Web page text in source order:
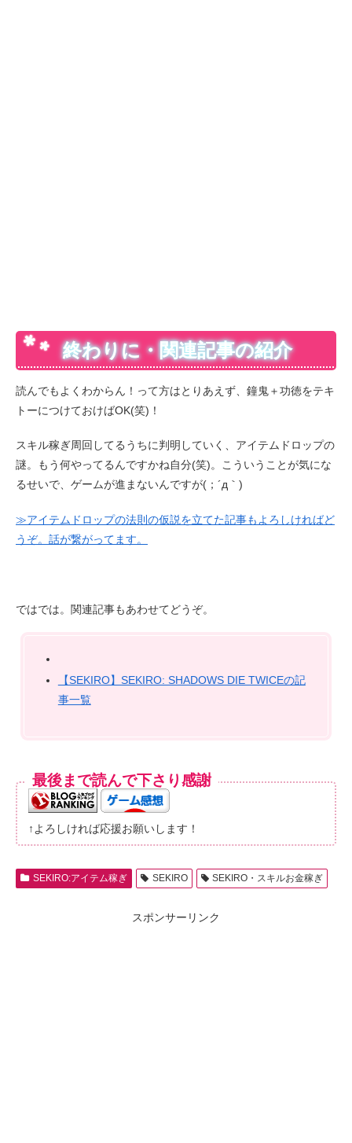
終わりに・関連記事の紹介
読んでもよくわからん！って方はとりあえず、鐘鬼＋功徳をテキ
トーにつけておけばOK(笑)！
スキル稼ぎ周回してるうちに判明していく、アイテムドロップの
謎。もう何やってるんですかね自分(笑)。こういうことが気にな
るせいで、ゲームが進まないんですが(；´д｀)ゞ
≫アイテムドロップの法則の仮説を立てた記事もよろしければど
うぞ。話が繋がってます。
ではでは。関連記事もあわせてどうぞ。
【SEKIRO】SEKIRO: SHADOWS DIE TWICEの記
事一覧
最後まで読んで下さり感謝
↑よろしければ応援お願いします！
SEKIRO:アイテム稼ぎ SEKIRO SEKIRO・スキルお金稼ぎ
スポンサーリンク